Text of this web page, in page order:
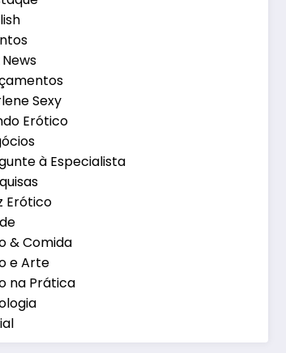
Sexy
Erótico
à Especialista
Erótico
& Comida
e Arte
na Prática